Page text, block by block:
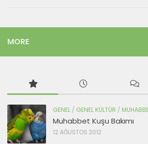
MORE
GENEL / GENEL KÜLTÜR /
Muhabbet Kuşu Bakımı
12 AĞUSTOS 2012